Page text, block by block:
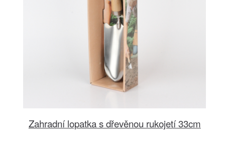
Zahradní lopatka s dřevěnou rukojetí 33cm